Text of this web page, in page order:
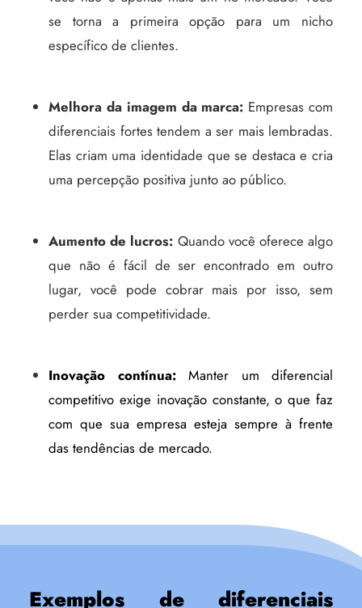
se torna a primeira opção para um nicho
específico de clientes.
Melhora da imagem da marca: Empresas com
diferenciais fortes tendem a ser mais lembradas.
Elas criam uma identidade que se destaca e cria
uma percepção positiva junto ao público.
Aumento de lucros: Quando você oferece algo
que não é fácil de ser encontrado em outro
lugar, você pode cobrar mais por isso, sem
perder sua competitividade.
Inovação contínua:Manter um diferencial
competitivo exige inovação constante, o que faz
com que sua empresa esteja sempre à frente
das tendências de mercado.
Exemplos de diferenciais